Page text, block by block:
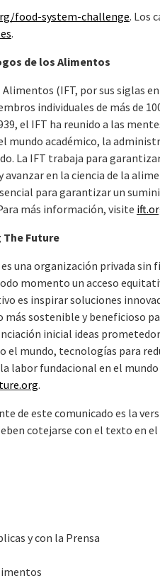
food-system-challenge. Los
.
de los Alimentos
(IFT, por sus siglas
individuales de más de
el IFT ha reunido a las
mundo académico, la
La IFT trabaja para
avanzar en la ciencia de la
para garantizar un
más información, visite
The Future
una organización privada
momento un acceso
es inspirar soluciones
sostenible y beneficioso
inicial ideas
mundo, tecnologías para
labor fundacional en el
.
de este comunicado es la
cotejarse con el texto en
y con la Prensa